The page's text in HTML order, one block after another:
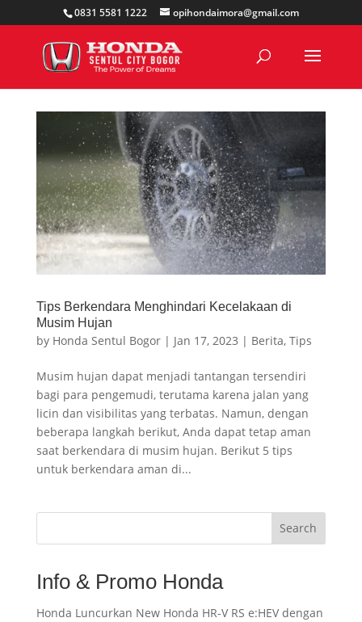
0831 5581 1222 opihondaimora@gmail.com
Tips Berkendara Menghindari Kecelakaan di
Musim Hujan
by Honda Sentul Bogor| Jan 17, 2023 | Berita, Tips
Musim hujan dapat menjadi tantangan tersendiri
bagi para pengemudi, terutama karena jalan yang
licin dan visibilitas yang terbatas. Namun, dengan
beberapa langkah berikut, Anda dapat tetap aman
saat berkendara di musim hujan. Berikut 5 tips
untuk berkendara aman di...
Search
Info & Promo Honda
Honda Luncurkan New Honda HR-V RS e:HEV dengan